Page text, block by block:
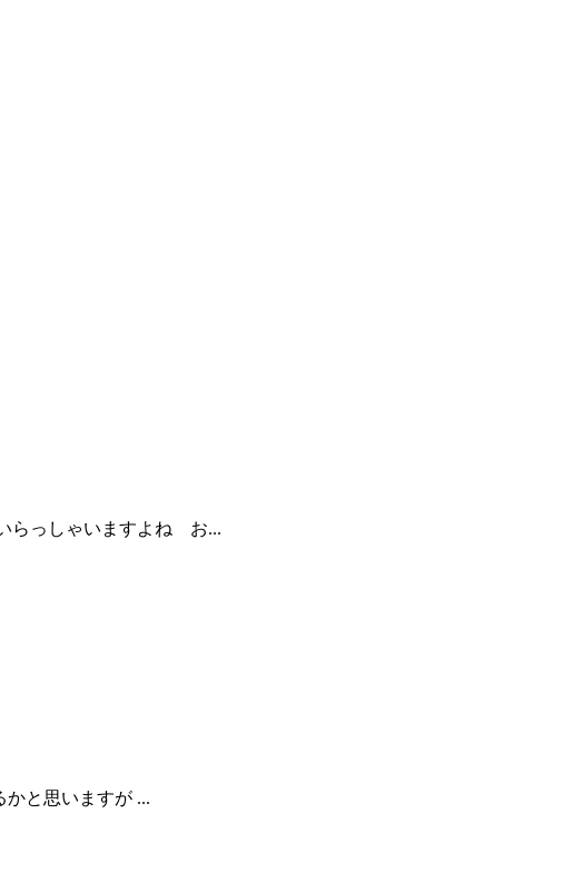
らっしゃいますよね お...
と思いますが ...